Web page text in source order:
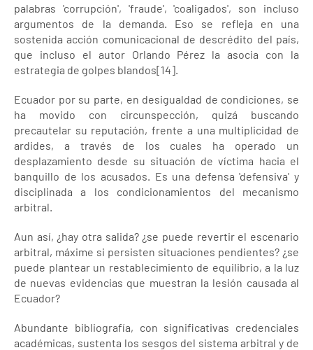
palabras 'corrupción', 'fraude', 'coaligados', son incluso
argumentos de la demanda. Eso se refleja en una
sostenida acción comunicacional de descrédito del país,
que incluso el autor Orlando Pérez la asocia con la
estrategia de golpes blandos[14].
Ecuador por su parte, en desigualdad de condiciones, se
ha movido con circunspección, quizá buscando
precautelar su reputación, frente a una multiplicidad de
ardides, a través de los cuales ha operado un
desplazamiento desde su situación de víctima hacia el
banquillo de los acusados. Es una defensa 'defensiva' y
disciplinada a los condicionamientos del mecanismo
arbitral.
Aun así, ¿hay otra salida? ¿se puede revertir el escenario
arbitral, máxime si persisten situaciones pendientes? ¿se
puede plantear un restablecimiento de equilibrio, a la luz
de nuevas evidencias que muestran la lesión causada al
Ecuador?
Abundante bibliografía, con significativas credenciales
académicas, sustenta los sesgos del sistema arbitral y de